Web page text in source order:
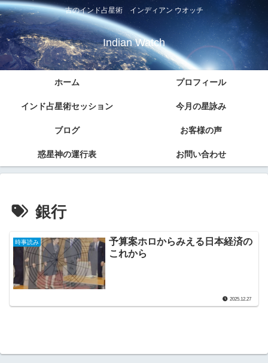
古のインド占星術 インディアン ウオッチ
Indian Watch
ホーム プロフィール
インド占星術セッション 今月の星詠み
ブログ お客様の声
惑星神の運行表 お問い合わせ
銀行
時事読み
予算案ホロからみえる日本経済の
これから
2025.12.27